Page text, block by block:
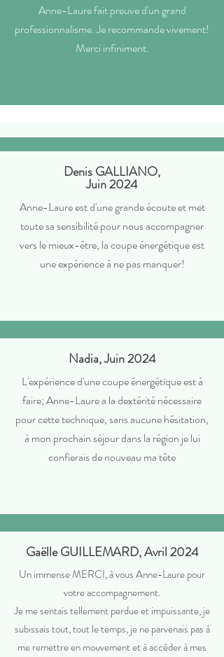
Anne-Laure fait preuve d'un grand
professionnalisme. Je recommande vivement!
Merci infiniment.
Denis GALLIANO,
Juin 2024
Anne-Laure est d'une grande écoute et met
toute sa sensibilité pour nous accompagner
vers le mieux-être, la coupe énergétique est
une expérience à ne pas manquer!
Nadia, Juin 2024
L'expérience d'une coupe énergétique est à
faire; Anne-Laure a la dextérité nécessaire
pour cette technique, sans aucune hésitation,
à mon prochain séjour dans la région je lui
confierais de nouveau ma tête
Gaëlle GUILLEMARD, Avril 2024
Un immense MERCI, à vous Anne-Laure pour
votre accompagnement.
Je me sentais tellement perdue et impuissante, je
subissais tout, tout le temps, je ne parvenais pas à
me remettre en mouvement et à accéder à mes